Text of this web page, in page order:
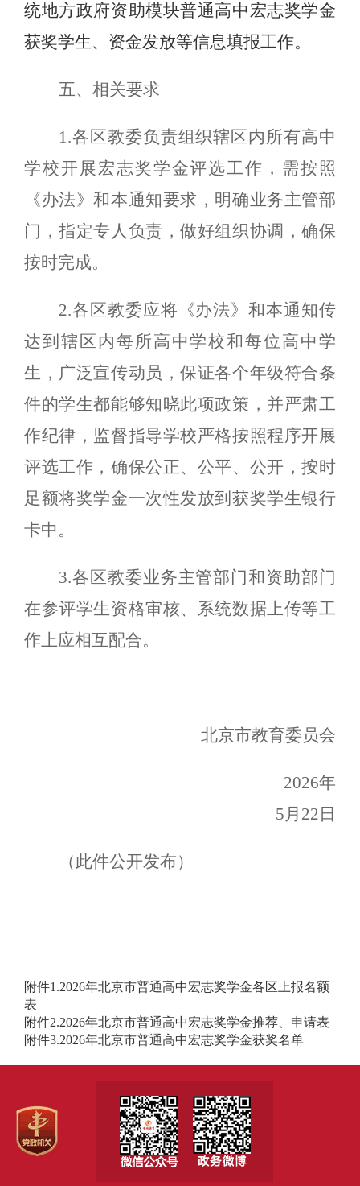
统地方政府资助模块普通高中宏志奖学金
获奖学生、资金发放等信息填报工作。
五、相关要求
1.各区教委负责组织辖区内所有高中
学校开展宏志奖学金评选工作，需按照
《办法》和本通知要求，明确业务主管部
门，指定专人负责，做好组织协调，确保
按时完成。
2.各区教委应将《办法》和本通知传
达到辖区内每所高中学校和每位高中学
生，广泛宣传动员，保证各个年级符合条
件的学生都能够知晓此项政策，并严肃工
作纪律，监督指导学校严格按照程序开展
评选工作，确保公正、公平、公开，按时
足额将奖学金一次性发放到获奖学生银行
卡中。
3.各区教委业务主管部门和资助部门
在参评学生资格审核、系统数据上传等工
作上应相互配合。
北京市教育委员会
2026年
5月22 日
（此件公开发布）
附件1.2026年北京市普通高中宏志奖学金各区上报名额
表
附件2.2026年北京市普通高中宏志奖学金推荐、申请表
附件3.2026年北京市普通高中宏志奖学金获奖名单